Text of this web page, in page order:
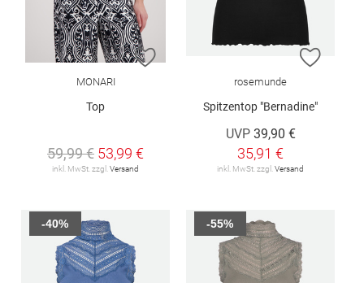
ZUR WUNSCHLISTE HINZUFÜGEN
MONARI
Top
59,99 € 53,99 €
inkl. MwSt. zzgl. Versand
ZUR
rosemunde
Spitzentop "Bernadine"
UVP 39,90 €
35,91 €
inkl. MwSt. zzgl. Versand
-40% -55%